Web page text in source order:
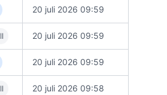
20 juli 2026 09:59
20 juli 2026 09:59
20 juli 2026 09:59
20 juli 2026 09:58